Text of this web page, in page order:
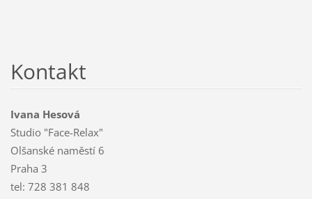
Kontakt
Ivana Hesová
Studio "Face-Relax"
Olšanské naměstí 6
Praha 3
tel: 728 381 848